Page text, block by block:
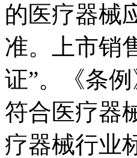
的医疗器械
准。上市销
证”。《条
符合医疗器
疗器械行业